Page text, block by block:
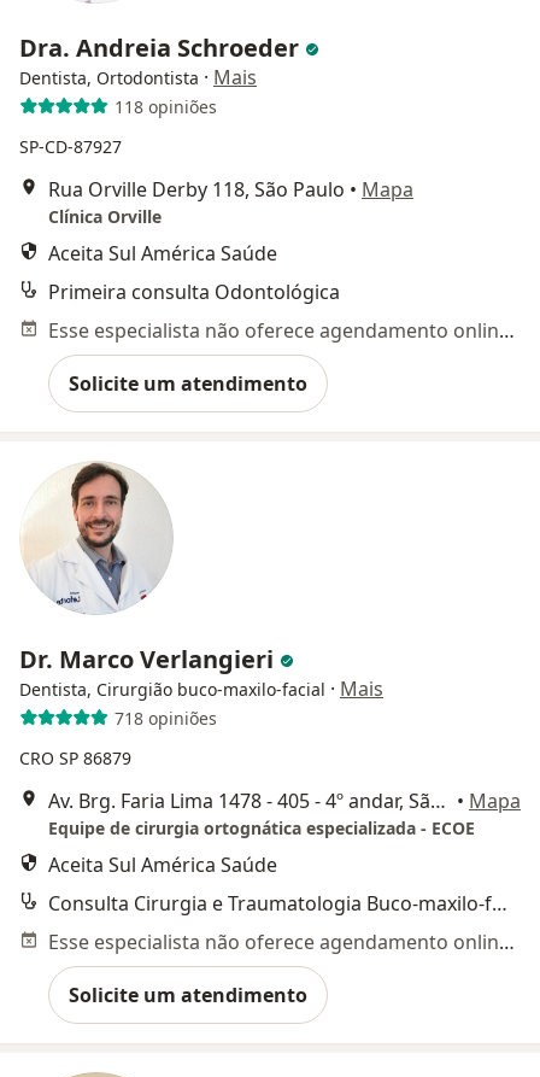
Dra. Andreia Schroeder
Dentista, Ortodontista · Mais
118 opiniões
SP-CD-87927
Rua Orville Derby 118, São Paulo • Mapa
Clínica Orville
Aceita Sul América Saúde
Primeira consulta Odontológica
Esse especialista não oferece agendamento online para esse endereço.
Solicite um atendimento
Dr. Marco Verlangieri
Dentista, Cirurgião buco-maxilo-facial · Mais
718 opiniões
CRO SP 86879
Av. Brg. Faria Lima 1478 - 405 - 4º andar, São Paulo • Mapa
Equipe de cirurgia ortognática especializada - ECOE
Aceita Sul América Saúde
Consulta Cirurgia e Traumatologia Buco-maxilo-facial
Esse especialista não oferece agendamento online para esse endereço.
Solicite um atendimento